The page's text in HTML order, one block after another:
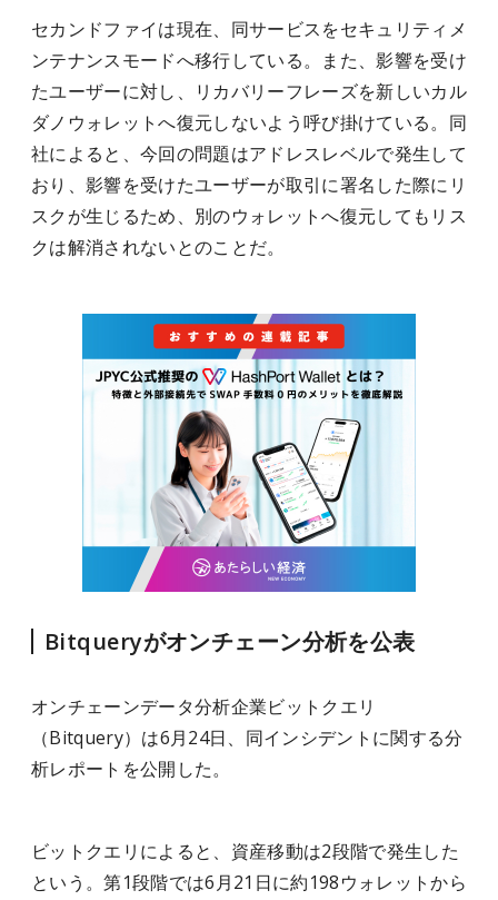
セカンドファイは現在、同サービスをセキュリティメ
ンテナンスモードへ移行している。また、影響を受け
たユーザーに対し、リカバリーフレーズを新しいカル
ダノウォレットへ復元しないよう呼び掛けている。同
社によると、今回の問題はアドレスレベルで発生して
おり、影響を受けたユーザーが取引に署名した際にリ
スクが生じるため、別のウォレットへ復元してもリス
クは解消されないとのことだ。
Bitqueryがオンチェーン分析を公表
オンチェーンデータ分析企業ビットクエリ
（Bitquery）は6月24日、同インシデントに関する分
析レポートを公開した。
ビットクエリによると、資産移動は2段階で発生した
という。第1段階では6月21日に約198ウォレットから